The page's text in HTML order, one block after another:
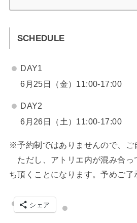
SCHEDULE
DAY1
6月25日（金）11:00-17:00
DAY2
6月26日（土）11:00-17:00
※予約制ではありませんので、ご
ただし、アトリエ内が混み合っ
ち頂くことになります。予めご了
シェア